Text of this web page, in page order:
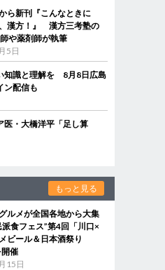
ら新刊『こんなときに
漢方！』 漢方三考塾の
や薬剤師が執筆
5日
知識と理解を 8月8日広島
ン配信も
医・大橋洋平「足し算
もっと見る
ルメが全国各地から大集
食フェス”第4回「川口×
ビール＆日本酒祭り
催
15日